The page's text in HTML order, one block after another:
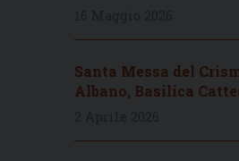
Santa Messa del
Albano, Basilica